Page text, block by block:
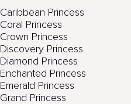
Caribbean Princess
Coral Princess
Crown Princess
Discovery Princess
Diamond Princess
Enchanted Princess
Emerald Princess
Grand Princess